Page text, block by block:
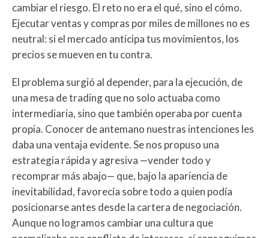
cambiar el riesgo. El reto no era el qué, sino el cómo.
Ejecutar ventas y compras por miles de millones no es
neutral: si el mercado anticipa tus movimientos, los
precios se mueven en tu contra.
El problema surgió al depender, para la ejecución, de
una mesa de trading que no solo actuaba como
intermediaria, sino que también operaba por cuenta
propia. Conocer de antemano nuestras intenciones les
daba una ventaja evidente. Se nos propuso una
estrategia rápida y agresiva —vender todo y
recomprar más abajo— que, bajo la apariencia de
inevitabilidad, favorecía sobre todo a quien podía
posicionarse antes desde la cartera de negociación.
Aunque no logramos cambiar una cultura que